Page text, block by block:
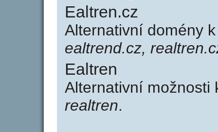
Ealtren.cz
Alternativní domény
ealtrend.cz,
Ealtren
Alternativní
realtren.